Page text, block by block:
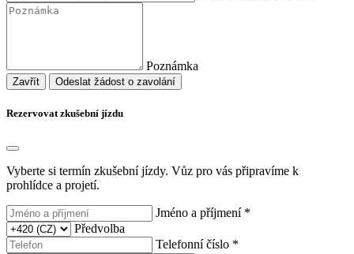
Poznámka
Zavřít Odeslat žádost o zavolání
Rezervovat zkušební jízdu
Vyberte si termín zkušební jízdy. Vůz pro vás připravíme k
prohlídce a projetí.
Jméno a příjmení *
Předvolba
Telefonní číslo *